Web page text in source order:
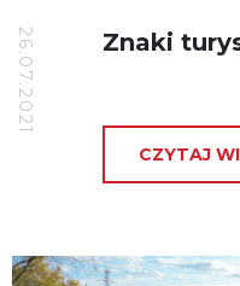
26.07.2021 Znaki
CZYTAJ